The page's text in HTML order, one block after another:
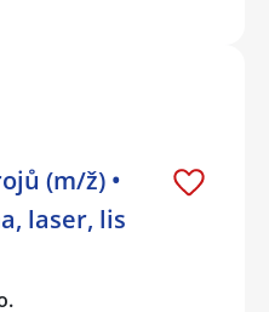
(m/ž) •
laser, lis